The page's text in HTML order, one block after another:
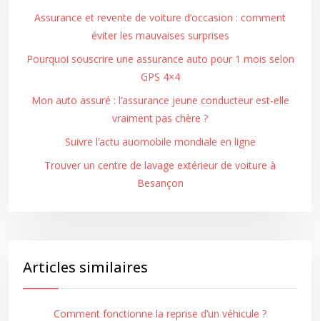
Assurance et revente de voiture d’occasion : comment
éviter les mauvaises surprises
Pourquoi souscrire une assurance auto pour 1 mois selon
GPS 4×4
Mon auto assuré : l’assurance jeune conducteur est-elle
vraiment pas chère ?
Suivre l’actu auomobile mondiale en ligne
Trouver un centre de lavage extérieur de voiture à
Besançon
Articles similaires
Comment fonctionne la reprise d’un véhicule ?